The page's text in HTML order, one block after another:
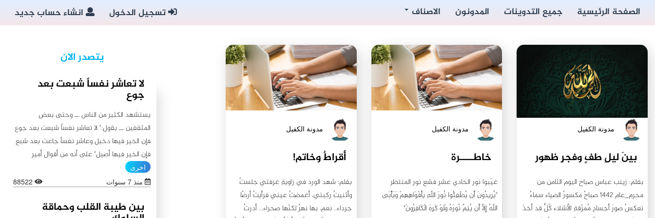
الصفحة الرئيسية جميع التدوينات المدونون الاصناف تسجيل الدخول انشاء حساب جديد
مدونة الكفيل
بينَ ليلِ طفٍ وفجرِ ظهور
بقلم: زينب عباس صباح اليوم الثامن من
محرم_عام ١٤٤٢ صباحٌ مكسورُ الضياء سماءٌ
تعكسُ صورَ أجسادٍ مُمزّقةِ الأشلاء كُلٌّ قد أخذَ
مدونة الكفيل
خاطــــرة
غيّبوا نور الحادي عشر فشع نور المنتظر
"يُرِيدُونَ أَن يُطْفِئُوا نُورَ اللَّهِ بِأَفْوَاهِهِمْ وَيَأْبَى
اللَّهُ إِلَّا أَن يُتِمَّ نُورَهُ وَلَوْ كَرِهَ الْكَافِرُونَ"
مدونة الكفيل
أقراطٌ وخاتم!
بقلم: شهد الورد في زاويةِ غرفتي جلستُ
وأثنيتُ ركبتي، أغمضتُ عيني فرأيتُ أرضًا
جرداء.. نعم، بها نهرٌ لكنّها صحراء... أدرتُ
يتصدر الان
لا تعاشر نفساً شبعت بعد
جوع
يستشهد الكثير من الناس ــ وحتى بعض
المثقفين ــ بقول:" لا تعاشر نفساً شبعت بعد جوع
فإن الخير فيها دخيل وعاشر نفساً جاعت بعد شبع
فإن الخير فيها أصيل" على أنه من أقوال أمير
المؤمنين علي (عليه السلام)، كما يستشهدون أيضاً
بقولٍ آخر ينسبونه إليه (عليه السلام) لا يبعد عن
شبعت ثم جاعت لأن الخير فيها باق، ولا تطلبوا
اخرى
منذ 7 سنوات
88522
بين طيبة القلب وحماقة